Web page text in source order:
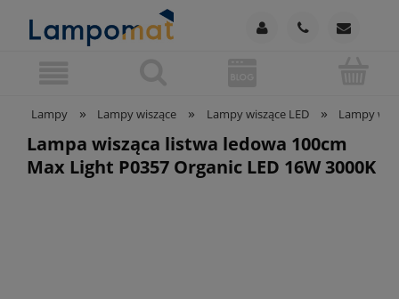
Lampy » Lampy wiszące » Lampy wiszące LED » Lampy
Lampa wisząca listwa ledowa 100cm
Max Light P0357 Organic LED 16W 3000K